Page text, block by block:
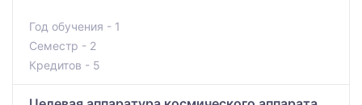
Год обучения - 1
Семестр - 2
Кредитов - 5